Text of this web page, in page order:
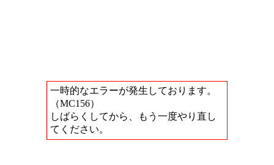
一時的なエラーが発生しております。
（MC156）
しばらくしてから、もう一度やり直し
てください。